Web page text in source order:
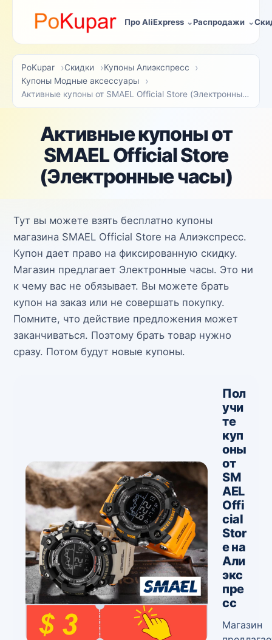
Про AliExpress Распродажи
PoKupar Скидки
Купоны Алиэкспресс
Купоны Модные аксессуары
Активные купоны от SMAEL Official Store (Электронные часы)
Активные купоны от
SMAEL Official Store
(Электронные часы)
Тут вы можете взять бесплатно купоны
магазина SMAEL Official Store на Алиэкспресс.
Купон дает право на фиксированную скидку.
Магазин предлагает Электронные часы. Это ни
к чему вас не обязывает. Вы можете брать
купон на заказ или не совершать покупку.
Помните, что действие предложения может
заканчиваться. Поэтому брать товар нужно
сразу. Потом будут новые купоны.
Пол
учи
те
куп
оны
от
SM
AEL
Offi
cial
Stor
e на
Али
экс
пре
сс
Магазин